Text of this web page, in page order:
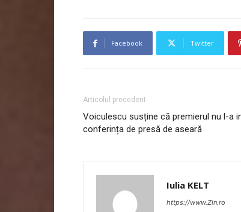
Facebook Twitter
Articolul precedent
Voiculescu susține că premierul nu l-a
conferința de presă de aseară
Iulia KELT
https://www.Zin.ro